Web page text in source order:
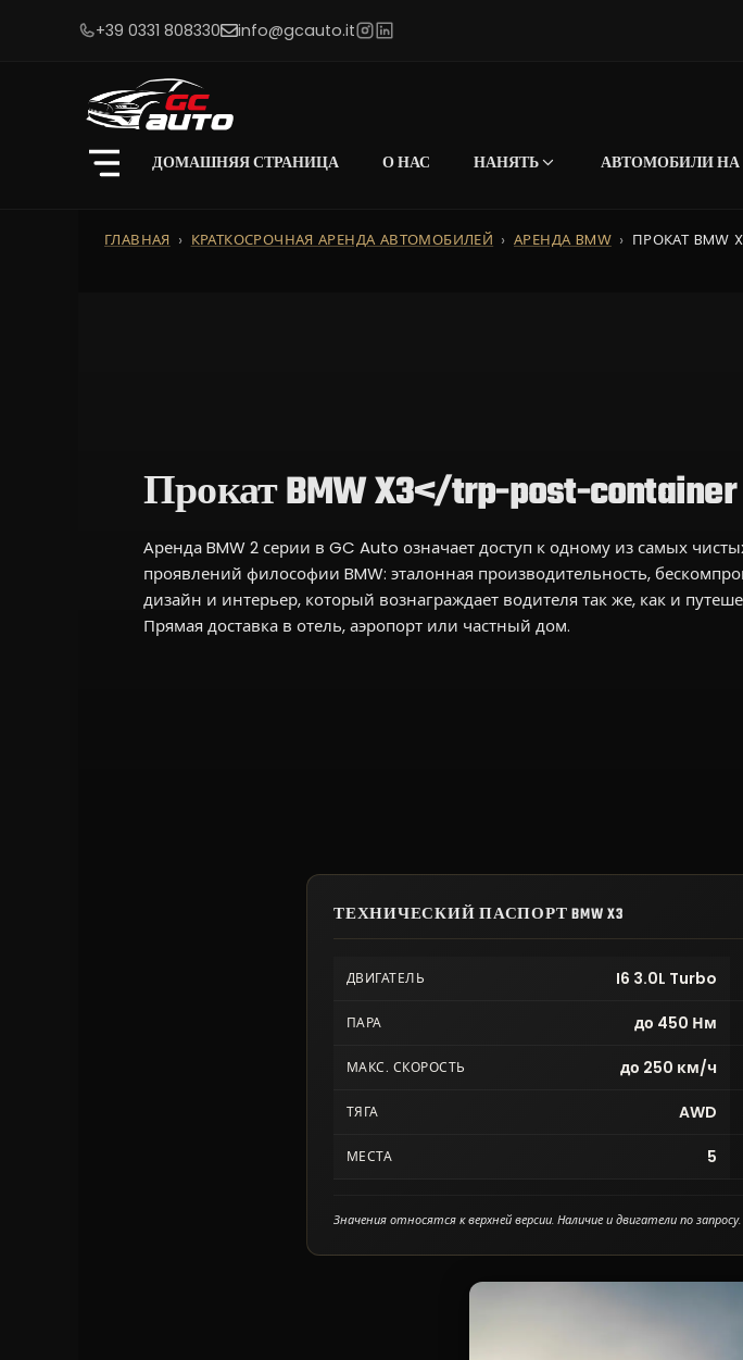
+39 0331 808330 info@gcauto.it
ДОМАШНЯЯ СТРАНИЦА О НАС НАНЯТЬ АВТОМОБИЛИ
ГЛАВНАЯ КРАТКОСРОЧНАЯ АРЕНДА АВТОМОБИЛЕЙ АРЕНДА BMW ПРОКАТ BMW
Прокат BMW X3</trp-post-container
Аренда BMW 2 серии в GC Auto означает доступ к одному из самых
проявлений философии BMW: эталонная производительность,
дизайн и интерьер, который вознаграждает водителя так же, как и
Прямая доставка в отель, аэропорт или частный дом.
ТЕХНИЧЕСКИЙ ПАСПОРТ BMW X3
ДВИГАТЕЛЬ I6 3.0L Turbo
ПАРА до 450 Нм
МАКС. СКОРОСТЬ до 250 км/ч
ТЯГА AWD
МЕСТА 5
Значения относятся к верхней версии. Наличие и двигатели по запросу.